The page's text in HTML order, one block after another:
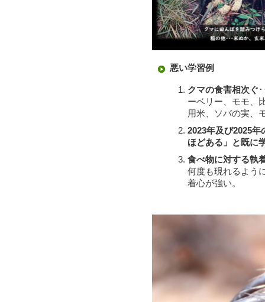
悪い学習例
クマの食害相次ぐ
ーベリー、モモ、
用米、ソバの実、
2023年及び2025
ほどある」と既に
食べ物に対する執
何度も現れるよう
着心が強い。